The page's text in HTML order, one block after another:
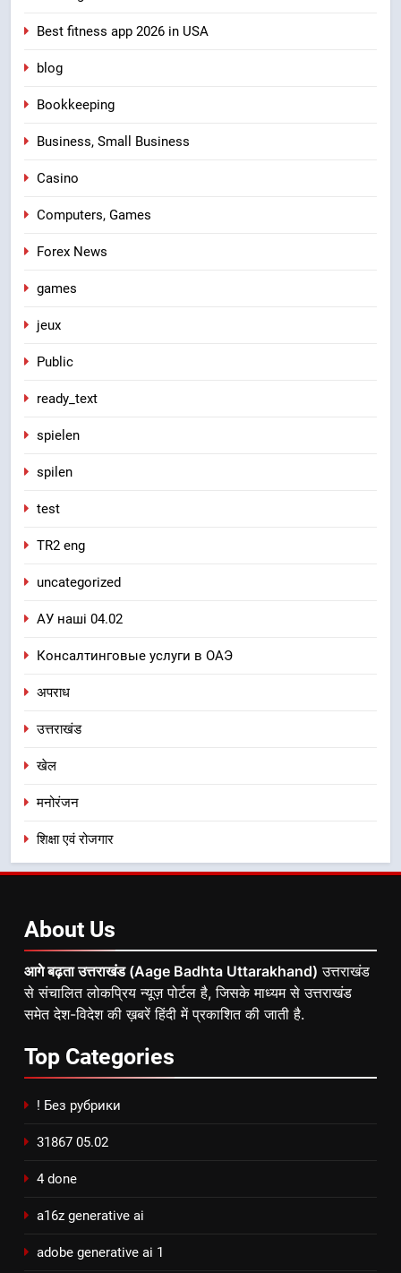
Best fitness app 2026 in USA
blog
Bookkeeping
Business, Small Business
Casino
Computers, Games
Forex News
games
jeux
Public
ready_text
spielen
spilen
test
TR2 eng
uncategorized
АУ наші 04.02
Консалтинговые услуги в ОАЭ
अपराध
उत्तराखंड
खेल
मनोरंजन
शिक्षा एवं रोजगार
About Us
आगे बढ़ता उत्तराखंड (Aage Badhta Uttarakhand) उत्तराखंड
से संचालित लोकप्रिय न्यूज़ पोर्टल है, जिसके माध्यम से उत्तराखंड
समेत देश-विदेश की ख़बरें हिंदी में प्रकाशित की जाती है.
Top Categories
! Без рубрики
31867 05.02
4 done
a16z generative ai
adobe generative ai 1